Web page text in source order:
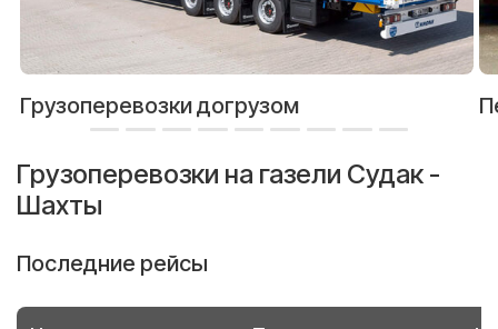
Грузоперевозки догрузом
Грузоперевозки на газели Судак -
Шахты
Последние рейсы